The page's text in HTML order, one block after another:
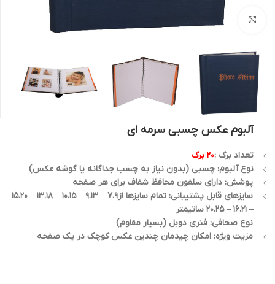
بزرگنمایی تصویر
آلبوم عکس چسبی سرمه ای
تعداد برگ :20 برگ
نوع آلبوم: چسبی (بدون نیاز به چسب جداگانه یا گوشه عکس)
پوشش: دارای سلفون محافظ شفاف برای هر صفحه
سایزهای قابل پشتیبانی: تمام سایزها از7.9 – 9.13 – 10.15 – 13.18 – 15.20
– 16.21 – 20.25 ساتیمتر
نوع صحافی: فنری دوبل (بسیار مقاوم)
مزیت ویژه: امکان چیدمان چندین عکس کوچک در یک صفحه